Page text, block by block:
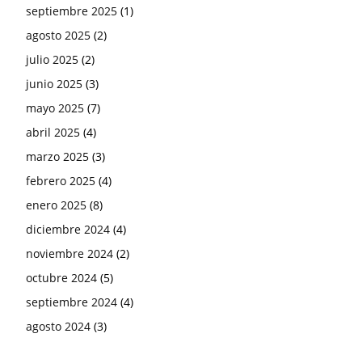
septiembre 2025 (1)
agosto 2025 (2)
julio 2025 (2)
junio 2025 (3)
mayo 2025 (7)
abril 2025 (4)
marzo 2025 (3)
febrero 2025 (4)
enero 2025 (8)
diciembre 2024 (4)
noviembre 2024 (2)
octubre 2024 (5)
septiembre 2024 (4)
agosto 2024 (3)